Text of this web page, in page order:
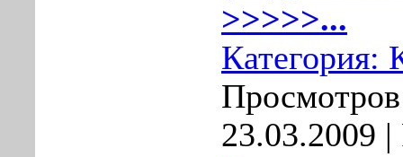
>>>>>...
Категория:
23.03.2009 |